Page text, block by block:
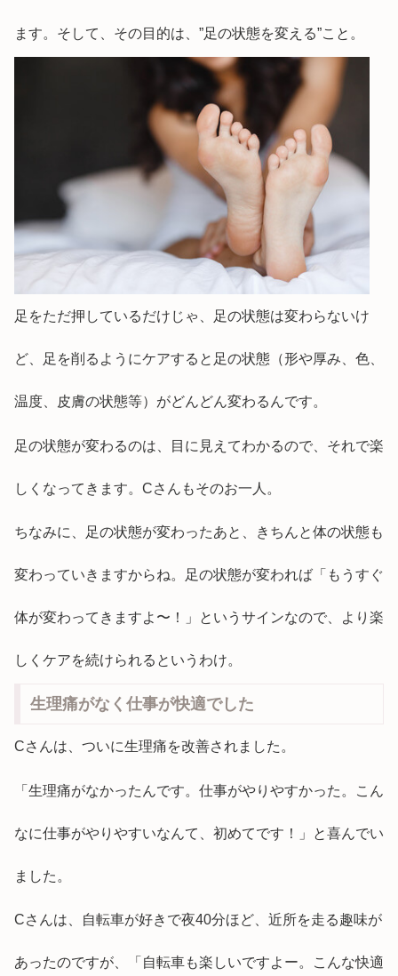
ます。そして、その目的は、”足の状態を変える”こと。
足をただ押しているだけじゃ、足の状態は変わらないけ
ど、足を削るようにケアすると足の状態（形や厚み、色、
温度、皮膚の状態等）がどんどん変わるんです。
足の状態が変わるのは、目に見えてわかるので、それで楽
しくなってきます。Cさんもそのお一人。
ちなみに、足の状態が変わったあと、きちんと体の状態も
変わっていきますからね。足の状態が変われば「もうすぐ
体が変わってきますよ〜！」というサインなので、より楽
しくケアを続けられるというわけ。
生理痛がなく仕事が快適でした
Cさんは、ついに生理痛を改善されました。
「生理痛がなかったんです。仕事がやりやすかった。こん
なに仕事がやりやすいなんて、初めてです！」と喜んでい
ました。
Cさんは、自転車が好きで夜40分ほど、近所を走る趣味が
あったのですが、「自転車も楽しいですよー。こんな快適